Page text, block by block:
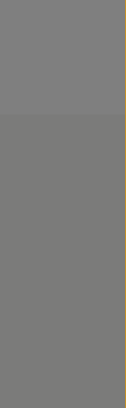
verbraucher
www.instagram.com/